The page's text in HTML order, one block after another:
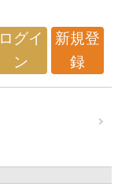
ログイ
ン
新規登
録